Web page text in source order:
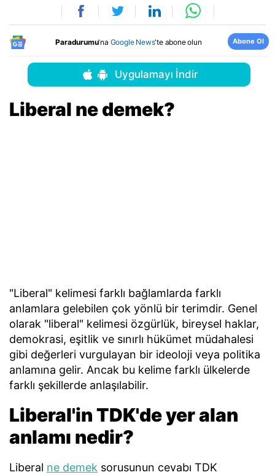
Paradurumu'na Google News'te abone olun Abone Ol
Uygulamayı İndir
Liberal ne demek?
"Liberal" kelimesi farklı bağlamlarda farklı
anlamlara gelebilen çok yönlü bir terimdir. Genel
olarak "liberal" kelimesi özgürlük, bireysel haklar,
demokrasi, eşitlik ve sınırlı hükümet müdahalesi
gibi değerleri vurgulayan bir ideoloji veya politika
anlamına gelir. Ancak bu kelime farklı ülkelerde
farklı şekillerde anlaşılabilir.
Liberal'in TDK'de yer alan
anlamı nedir?
Liberal ne demek sorusunun cevabı TDK